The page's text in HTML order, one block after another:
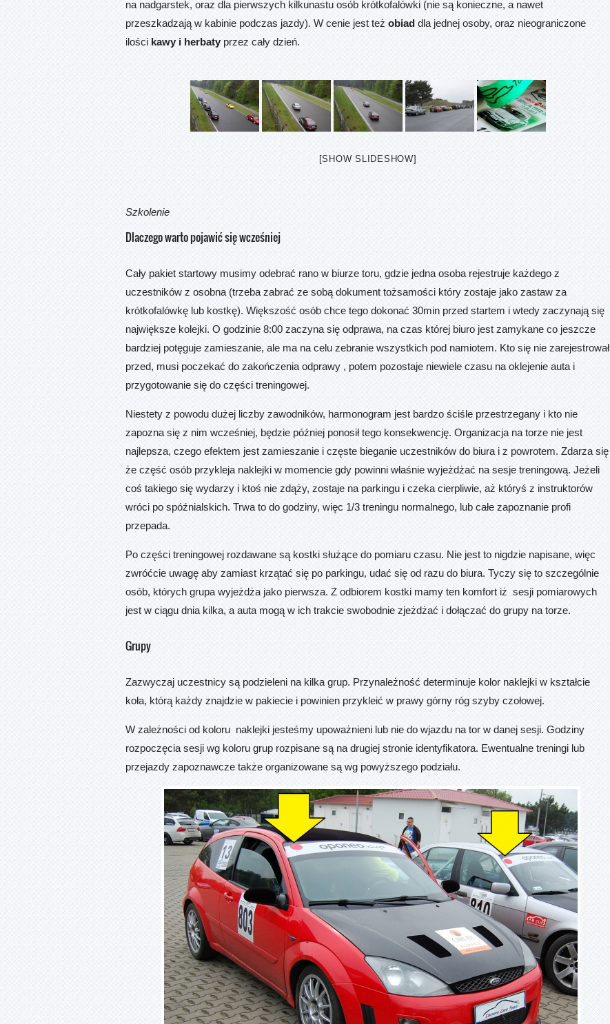
na nadgarstek, oraz dla pierwszych kilkunastu osób krótkofalówki (nie są konieczne, a nawet
przeszkadzają w kabinie podczas jazdy). W cenie jest też obiad dla jednej osoby, oraz nieograniczone
ilości kawy i herbatyprzez cały dzień.
[SHOW SLIDESHOW]
Szkolenie
Dlaczego warto pojawić się wcześniej
Cały pakiet startowy musimy odebrać rano w biurze toru, gdzie jedna osoba rejestruje każdego z
uczestników z osobna (trzeba zabrać ze sobą dokument tożsamości który zostaje jako zastaw za
krótkofalówkę lub kostkę). Większość osób chce tego dokonać 30min przed startem i wtedy zaczynają się
największe kolejki. O godzinie 8:00 zaczyna się odprawa, na czas której biuro jest zamykane co jeszcze
bardziej potęguje zamieszanie, ale ma na celu zebranie wszystkich pod namiotem. Kto się nie zarejestrował
przed, musi poczekać do zakończenia odprawy , potem pozostaje niewiele czasu na oklejenie auta i
przygotowanie się do części treningowej.
Niestety z powodu dużej liczby zawodników, harmonogram jest bardzo ściśle przestrzegany i kto nie
zapozna się z nim wcześniej, będzie później ponosił tego konsekwencję. Organizacja na torze nie jest
najlepsza, czego efektem jest zamieszanie i częste bieganie uczestników do biura i z powrotem. Zdarza się
że część osób przykleja naklejki w momencie gdy powinni właśnie wyjeżdżać na sesje treningową. Jeżeli
coś takiego się wydarzy i ktoś nie zdąży, zostaje na parkingu i czeka cierpliwie, aż któryś z instruktorów
wróci po spóźnialskich. Trwa to do godziny, więc 1/3 treningu normalnego, lub całe zapoznanie profi
przepada.
Po części treningowej rozdawane są kostki służące do pomiaru czasu. Nie jest to nigdzie napisane, więc
zwróćcie uwagę aby zamiast krzątać się po parkingu, udać się od razu do biura. Tyczy się to szczególnie
osób, których grupa wyjeżdża jako pierwsza. Z odbiorem kostki mamy ten komfort iż sesji pomiarowych
jest w ciągu dnia kilka, a auta mogą w ich trakcie swobodnie zjeżdżać i dołączać do grupy na torze.
Grupy
Zazwyczaj uczestnicy są podzieleni na kilka grup. Przynależność determinuje kolor naklejki w kształcie
koła, którą każdy znajdzie w pakiecie i powinien przykleić w prawy górny róg szyby czołowej.
W zależności od koloru naklejki jesteśmy upoważnieni lub nie do wjazdu na tor w danej sesji. Godziny
rozpoczęcia sesji wg koloru grup rozpisane są na drugiej stronie identyfikatora. Ewentualne treningi lub
przejazdy zapoznawcze także organizowane są wg powyższego podziału.